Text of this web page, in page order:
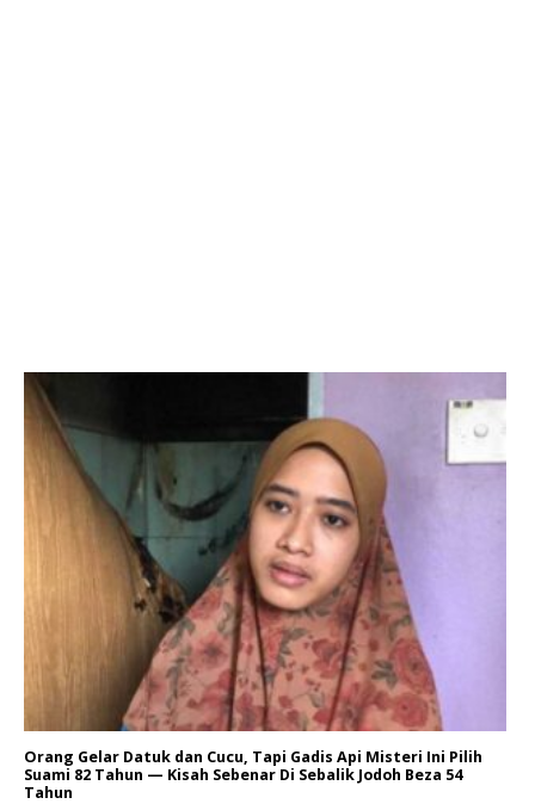
Orang Gelar Datuk dan Cucu, Tapi Gadis Api Misteri Ini Pilih
Suami 82 Tahun — Kisah Sebenar Di Sebalik Jodoh Beza 54
Tahun